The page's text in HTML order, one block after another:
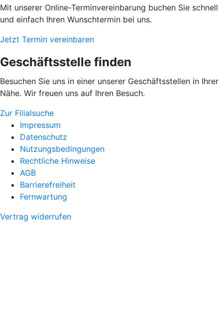
Mit unserer Online-Terminvereinbarung buchen Sie schnell
und einfach Ihren Wunschtermin bei uns.
Jetzt Termin vereinbaren
Geschäftsstelle finden
Besuchen Sie uns in einer unserer Geschäftsstellen in Ihrer
Nähe. Wir freuen uns auf Ihren Besuch.
Zur Filialsuche
Impressum
Datenschutz
Nutzungsbedingungen
Rechtliche Hinweise
AGB
Barrierefreiheit
Fernwartung
Vertrag widerrufen